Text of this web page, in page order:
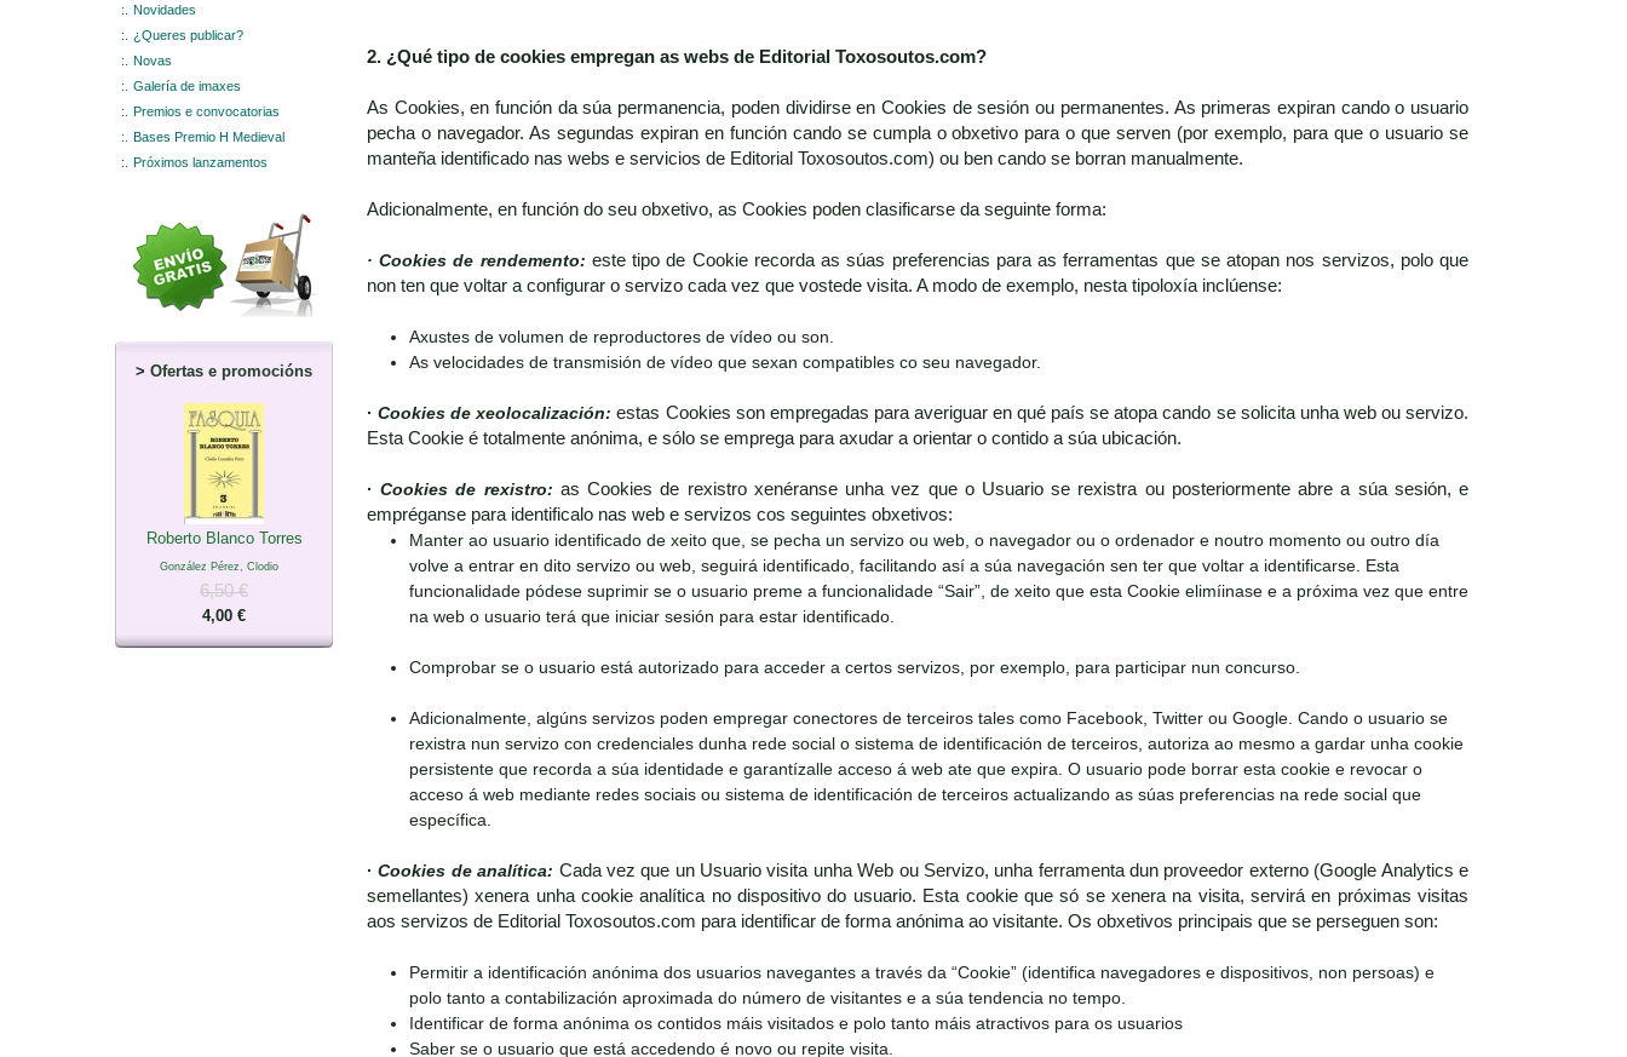
:.
Novidades
:.
¿Queres publicar?
:.
Novas
:.
Galería de imaxes
:.
Premios e convocatorias
:.
Bases Premio H Medieval
:.
Próximos lanzamentos
> Ofertas e promocións
Roberto Blanco Torres
González Pérez, Clodio
6,50 €
4,00 €
2. ¿Qué tipo de cookies empregan as webs de Editorial Toxosoutos.com?
As Cookies, en función da súa permanencia, poden dividirse en Cookies de sesión ou permanentes. As primeras expiran cando o usuario
pecha o navegador. As segundas expiran en función cando se cumpla o obxetivo para o que serven (por exemplo, para que o usuario se
manteña identificado nas webs e servicios de Editorial Toxosoutos.com) ou ben cando se borran manualmente.
Adicionalmente, en función do seu obxetivo, as Cookies poden clasificarse da seguinte forma:
· Cookies de rendemento: este tipo de Cookie recorda as súas preferencias para as ferramentas que se atopan nos servizos, polo que
non ten que voltar a configurar o servizo cada vez que vostede visita. A modo de exemplo, nesta tipoloxía inclúense:
Axustes de volumen de reproductores de vídeo ou son.
As velocidades de transmisión de vídeo que sexan compatibles co seu navegador.
·Cookies de xeolocalización: estas Cookies son empregadas para averiguar en qué país se atopa cando se solicita unha web ou servizo.
Esta Cookie é totalmente anónima, e sólo se emprega para axudar a orientar o contido a súa ubicación.
·Cookies de rexistro: as Cookies de rexistro xenéranse unha vez que o Usuario se rexistra ou posteriormente abre a súa sesión, e
empréganse para identificalo nas web e servizos cos seguintes obxetivos:
Manter ao usuario identificado de xeito que, se pecha un servizo ou web, o navegador ou o ordenador e noutro momento ou outro día
volve a entrar en dito servizo ou web, seguirá identificado, facilitando así a súa navegación sen ter que voltar a identificarse. Esta
funcionalidade pódese suprimir se o usuario preme a funcionalidade “Sair”, de xeito que esta Cookie elimíinase e a próxima vez que entre
na web o usuario terá que iniciar sesión para estar identificado.
Comprobar se o usuario está autorizado para acceder a certos servizos, por exemplo, para participar nun concurso.
Adicionalmente, algúns servizos poden empregar conectores de terceiros tales como Facebook, Twitter ou Google. Cando o usuario se
rexistra nun servizo con credenciales dunha rede social o sistema de identificación de terceiros, autoriza ao mesmo a gardar unha cookie
persistente que recorda a súa identidade e garantízalle acceso á web ate que expira. O usuario pode borrar esta cookie e revocar o
acceso á web mediante redes sociais ou sistema de identificación de terceiros actualizando as súas preferencias na rede social que
específica.
·Cookies de analítica: Cada vez que un Usuario visita unha Web ou Servizo, unha ferramenta dun proveedor externo (Google Analytics e
semellantes) xenera unha cookie analítica no dispositivo do usuario. Esta cookie que só se xenera na visita, servirá en próximas visitas
aos servizos de Editorial Toxosoutos.com para identificar de forma anónima ao visitante. Os obxetivos principais que se perseguen son:
Permitir a identificación anónima dos usuarios navegantes a través da “Cookie” (identifica navegadores e dispositivos, non persoas) e
polo tanto a contabilización aproximada do número de visitantes e a súa tendencia no tempo.
Identificar de forma anónima os contidos máis visitados e polo tanto máis atractivos para os usuarios
Saber se o usuario que está accedendo é novo ou repite visita.